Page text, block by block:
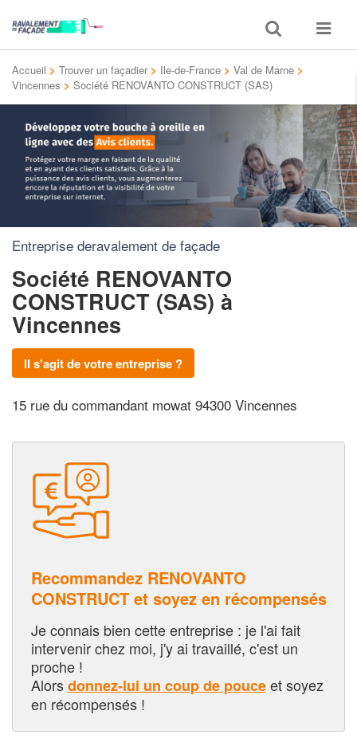
Toggle
search
Toggle
Accueil > Trouver un façadier > Ile-de-France > Val de Marne >
Vincennes > Société RENOVANTO CONSTRUCT (SAS)
Entreprise deravalement de façade
Société RENOVANTO
CONSTRUCT (SAS) à
Vincennes
Il s'agit de votre entreprise ?
15 rue du commandant mowat 94300 Vincennes
Recommandez RENOVANTO
CONSTRUCT et soyez en récompensés
Je connais bien cette entreprise : je l'ai fait
intervenir chez moi, j'y ai travaillé, c'est un
proche !
Alorsdonnez-lui un coup de pouceet soyez
en récompensés !